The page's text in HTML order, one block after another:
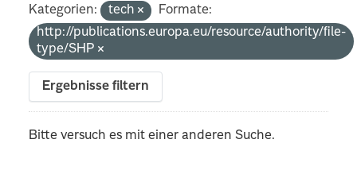
Kategorien: tech
Formate:
http://publications.europa.eu/resource/authority/file-
type/SHP
Ergebnisse filtern
Bitte versuch es mit einer anderen Suche.